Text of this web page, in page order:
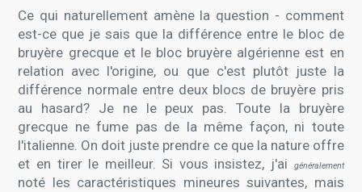
Ce qui naturellement amène la question - comment
est-ce que je sais que la différence entre le bloc de
bruyère grecque et le bloc bruyère algérienne est en
relation avec l'origine, ou que c'est plutôt juste la
différence normale entre deux blocs de bruyère pris
au hasard? Je ne le peux pas. Toute la bruyère
grecque ne fume pas de la même façon, ni toute
l'italienne. On doit juste prendre ce que la nature offre
et en tirer le meilleur. Si vous insistez, j'ai
généralement
noté les caractéristiques mineures suivantes, mais